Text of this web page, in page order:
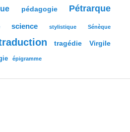
pédagogie Pétrarque
science stylistique Sénèque
tragédie Virgile
épigramme